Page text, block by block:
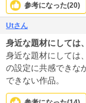
参考になった(20)
Utさん
身近な題材にしては
身近な題材にしては
の設定に共感できな
できない作品。